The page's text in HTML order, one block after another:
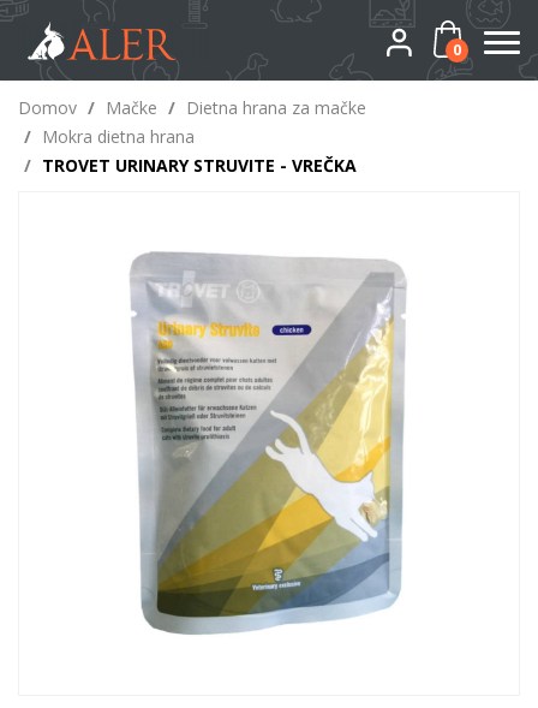
0
Domov / Mačke / Dietna hrana za mačke
/ Mokra dietna hrana
/ TROVET URINARY STRUVITE - VREČKA